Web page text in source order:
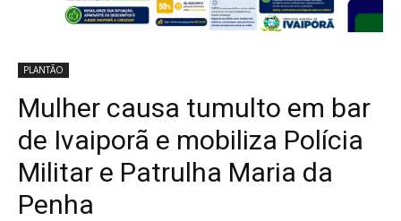
PLANTÃO
Mulher causa tumulto em bar
de Ivaiporã e mobiliza Polícia
Militar e Patrulha Maria da
Penha